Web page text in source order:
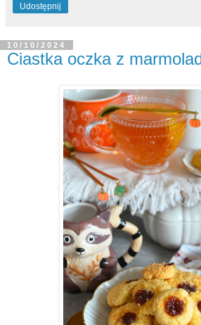
Udostępnij
10/10/2024
Ciastka oczka z